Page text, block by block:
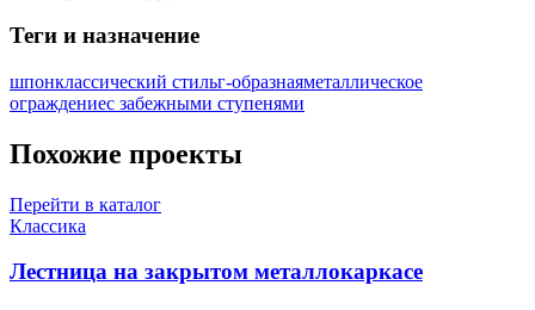
Теги и назначение
шпонклассический стильг-образнаяметаллическое
ограждениес забежными ступенями
Похожие проекты
Перейти в каталог
Классика
Лестница на закрытом металлокаркасе